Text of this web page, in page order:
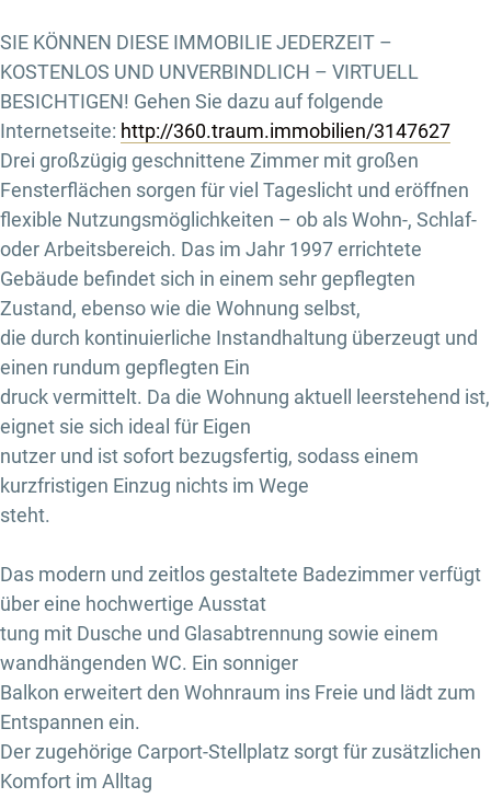
SIE KÖNNEN DIESE IMMOBILIE JEDERZEIT –
KOSTENLOS UND UNVERBINDLICH – VIRTUELL
BESICHTIGEN! Gehen Sie dazu auf folgende
Internetseite: http://360.traum.immobilien/3147627
Drei großzügig geschnittene Zimmer mit großen
Fensterflächen sorgen für viel Tageslicht und eröffnen
flexible Nutzungsmöglichkeiten – ob als Wohn-, Schlaf-
oder Arbeitsbereich. Das im Jahr 1997 errichtete
Gebäude befindet sich in einem sehr gepflegten
Zustand, ebenso wie die Wohnung selbst,
die durch kontinuierliche Instandhaltung überzeugt und
einen rundum gepflegten Ein
druck vermittelt. Da die Wohnung aktuell leerstehend ist,
eignet sie sich ideal für Eigen
nutzer und ist sofort bezugsfertig, sodass einem
kurzfristigen Einzug nichts im Wege
steht.
Das modern und zeitlos gestaltete Badezimmer verfügt
über eine hochwertige Ausstat
tung mit Dusche und Glasabtrennung sowie einem
wandhängenden WC. Ein sonniger
Balkon erweitert den Wohnraum ins Freie und lädt zum
Entspannen ein.
Der zugehörige Carport-Stellplatz sorgt für zusätzlichen
Komfort im Alltag